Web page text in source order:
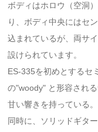
ボディはホロウ（空洞
り、ボディ中央にはセ
込まれているが、両サ
設けられています。
ES-335を初めとするセ
の"woody" と形容され
甘い響きを持っている。
同時に、ソリッドギタ